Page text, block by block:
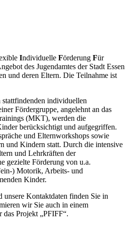
Individuelle Förderung Für
des Jugendamtes der Stadt Essen
und deren Eltern. Die Teilnahme ist
individuellen
Fördergruppe, angelehnt an das
(MKT), werden die
berücksichtigt und aufgegriffen.
und Elternworkshops sowie
und Kindern statt. Durch die intensive
und Lehrkräften der
gezielte Förderung von u.a.
) Motorik, Arbeits- und
Kinder.
unsere Kontaktdaten finden Sie in
wir Sie auch in einem
das Projekt „PFIFF“.